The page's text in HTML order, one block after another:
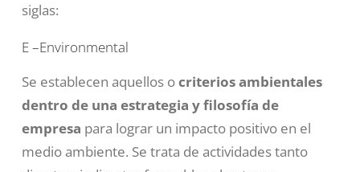
siglas:
E –Environmental
Se establecen aquellos ocriterios ambientales
dentro de una estrategia y filosofía de
empresa para lograr un impacto positivo en el
medio ambiente. Se trata de actividades tanto